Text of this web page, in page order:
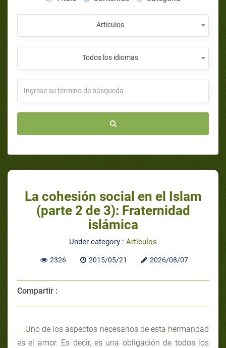
Artículos
Todos los idiomas
La cohesión social en el Islam
(parte 2 de 3): Fraternidad
islámica
Under category : Artículos
2326 2015/05/21 2026/08/07
Compartir :
Uno de los aspectos necesarios de esta hermandad
es el amor. Es decir, es una obligación de todos los